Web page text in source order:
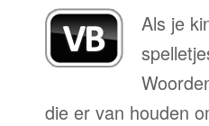
Als je
die er van houden